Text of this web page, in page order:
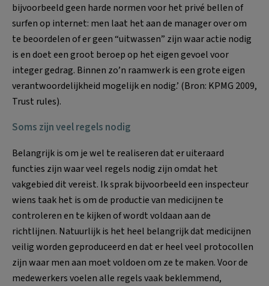
bijvoorbeeld geen harde normen voor het privé bellen of
surfen op internet: men laat het aan de manager over om
te beoordelen of er geen “uitwassen” zijn waar actie nodig
is en doet een groot beroep op het eigen gevoel voor
integer gedrag. Binnen zo’n raamwerk is een grote eigen
verantwoordelijkheid mogelijk en nodig.’ (Bron: KPMG 2009,
Trust rules).
Soms zijn veel regels nodig
Belangrijk is om je wel te realiseren dat er uiteraard
functies zijn waar veel regels nodig zijn omdat het
vakgebied dit vereist. Ik sprak bijvoorbeeld een inspecteur
wiens taak het is om de productie van medicijnen te
controleren en te kijken of wordt voldaan aan de
richtlijnen. Natuurlijk is het heel belangrijk dat medicijnen
veilig worden geproduceerd en dat er heel veel protocollen
zijn waar men aan moet voldoen om ze te maken. Voor de
medewerkers voelen alle regels vaak beklemmend,